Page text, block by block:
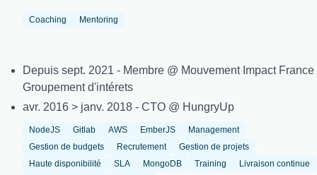
Coaching Mentoring
Depuis sept. 2021 - Membre @ Mouvement Impact France
Groupement d'intérets
avr. 2016 > janv. 2018 - CTO @ HungryUp
NodeJS Gitlab AWS EmberJS
Management
Gestion de budgets
Recrutement
Gestion de projets
Haute disponibilité
SLA MongoDB Training
Livraison continue